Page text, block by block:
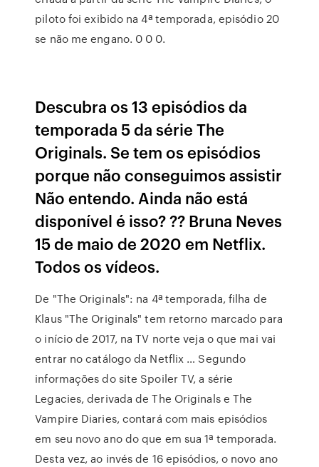
piloto foi exibido na 4ª temporada, episódio 20
se não me engano. 0 0 0.
Descubra os 13 episódios da
temporada 5 da série The
Originals. Se tem os episódios
porque não conseguimos assistir
Não entendo. Ainda não está
disponível é isso? ?? Bruna Neves
15 de maio de 2020 em Netflix.
Todos os vídeos.
De "The Originals": na 4ª temporada, filha de
Klaus "The Originals" tem retorno marcado para
o início de 2017, na TV norte veja o que mai vai
entrar no catálogo da Netflix … Segundo
informações do site Spoiler TV, a série
Legacies, derivada de The Originals e The
Vampire Diaries, contará com mais episódios
em seu novo ano do que em sua 1ª temporada.
Desta vez, ao invés de 16 episódios, o novo ano